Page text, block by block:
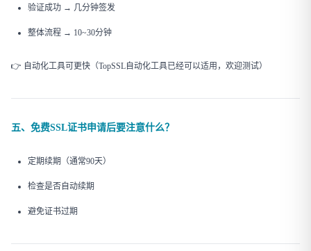
验证成功 → 几分钟签发
整体流程 → 10~30分钟
👉 自动化工具可更快（TopSSL自动化工具已经可以适用，欢迎测试）
五、免费SSL证书申请后要注意什么？
定期续期（通常90天）
检查是否自动续期
避免证书过期